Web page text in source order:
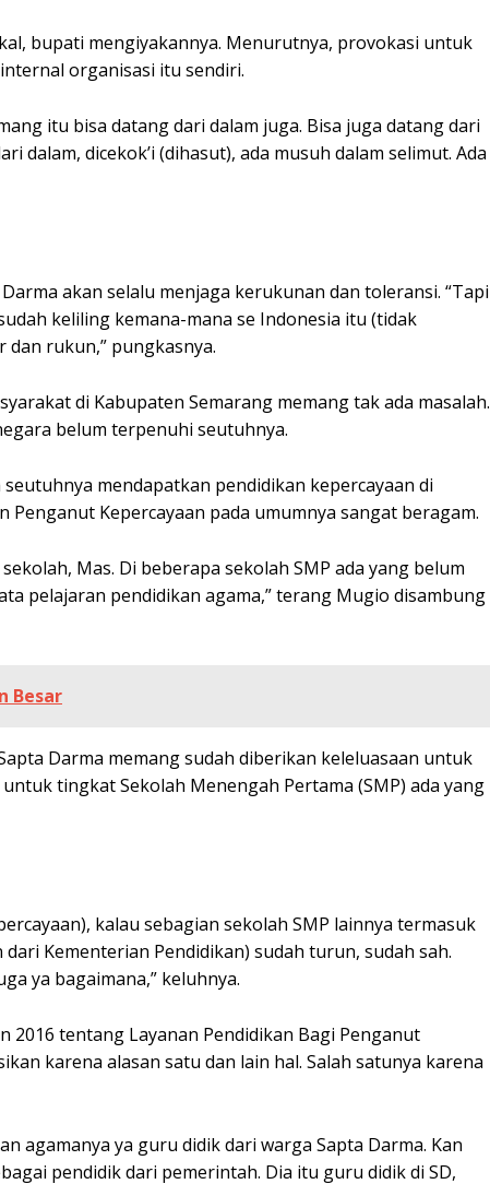
bupati mengiyakannya. Menurutnya, provokasi untuk
organisasi itu sendiri.
itu bisa datang dari dalam juga. Bisa juga datang dari
dicekok’i (dihasut), ada musuh dalam selimut. Ada
akan selalu menjaga kerukunan dan toleransi. “Tapi
keliling kemana-mana se Indonesia itu (tidak
rukun,” pungkasnya.
di Kabupaten Semarang memang tak ada masalah.
belum terpenuhi seutuhnya.
mendapatkan pendidikan kepercayaan di
Kepercayaan pada umumnya sangat beragam.
Mas. Di beberapa sekolah SMP ada yang belum
pelajaran pendidikan agama,” terang Mugio disambung
Besar
Darma memang sudah diberikan keleluasaan untuk
tingkat Sekolah Menengah Pertama (SMP) ada yang
kalau sebagian sekolah SMP lainnya termasuk
Kementerian Pendidikan) sudah turun, sudah sah.
ya bagaimana,” keluhnya.
tentang Layanan Pendidikan Bagi Penganut
karena alasan satu dan lain hal. Salah satunya karena
agamanya ya guru didik dari warga Sapta Darma. Kan
pendidik dari pemerintah. Dia itu guru didik di SD,